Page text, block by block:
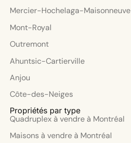
Propriétés par type
Quadruplex à vendre à Montréal
Maisons à vendre à Montréal
Mercier-Hochelaga-Maisonneuve
Mont-Royal
Outremont
Ahuntsic-Cartierville
Anjou
Côte-des-Neiges